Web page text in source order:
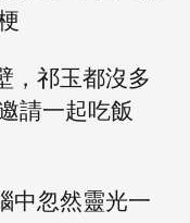
，祁玉都沒多
請一起吃飯
中忽然靈光一